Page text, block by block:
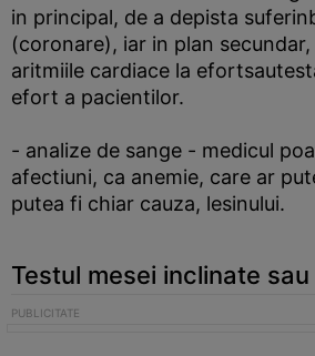
in principal, de a depista
(coronare), iar in plan
aritmiile cardiace la
efort a pacientilor.
- analize de sange - medicul
afectiuni, ca anemie, care ar
putea fi chiar cauza, lesinului.
Testul mesei inclinate